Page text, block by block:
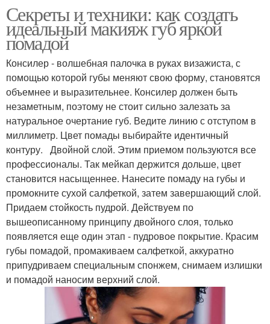
Секреты и техники: как создать
идеальный макияж губ яркой
помадой
Консилер - волшебная палочка в руках визажиста, с
помощью которой губы меняют свою форму, становятся
объемнее и выразительнее. Консилер должен быть
незаметным, поэтому не стоит сильно залезать за
натуральное очертание губ. Ведите линию с отступом в
миллиметр. Цвет помады выбирайте идентичный
контуру. Двойной слой. Этим приемом пользуются все
профессионалы. Так мейкап держится дольше, цвет
становится насыщеннее. Нанесите помаду на губы и
промокните сухой салфеткой, затем завершающий слой.
Придаем стойкость пудрой. Действуем по
вышеописанному принципу двойного слоя, только
появляется еще один этап - пудровое покрытие. Красим
губы помадой, промакиваем салфеткой, аккуратно
припудриваем специальным спонжем, снимаем излишки
и помадой наносим верхний слой.